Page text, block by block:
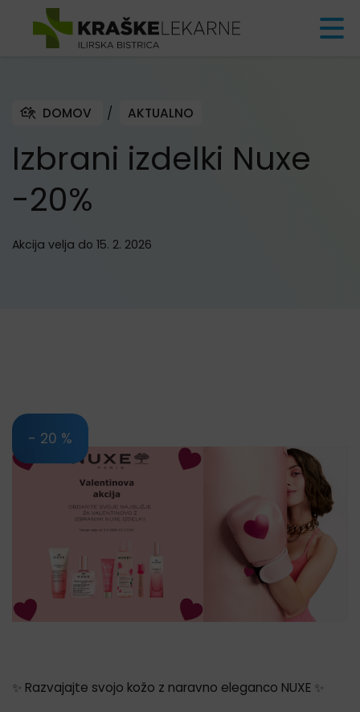
Skoči na vsebino
DOMOV / AKTUALNO
Izbrani izdelki Nuxe
-20%
Akcija velja do 15. 2. 2026
- 20 %
✨ Razvajajte svojo kožo z naravno eleganco NUXE ✨